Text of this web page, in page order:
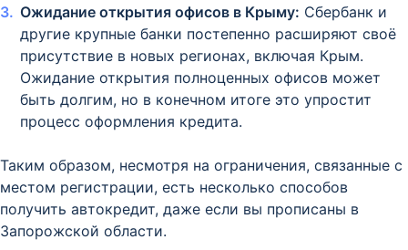
Ожидание открытия офисов в Крыму: Сбербанк и
другие крупные банки постепенно расширяют своё
присутствие в новых регионах, включая Крым.
Ожидание открытия полноценных офисов может
быть долгим, но в конечном итоге это упростит
процесс оформления кредита.
Таким образом, несмотря на ограничения, связанные с
местом регистрации, есть несколько способов
получить автокредит, даже если вы прописаны в
Запорожской области.